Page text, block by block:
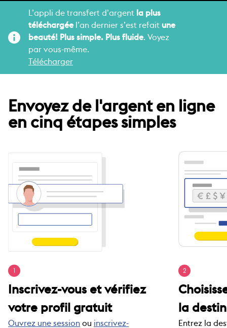
L’appli de transfert d’argent la plus
téléchargéel’an dernier s’est refait une
beauté! Plus simple. Plus fluide. Voyez
par vous-même.
Télécharger
Envoyez de l'argent en ligne
en cinq étapes simples
1
Inscrivez-vous et vérifiez
votre profil gratuit
Ouvrez une session ou inscrivez-
2
la
Entrez la